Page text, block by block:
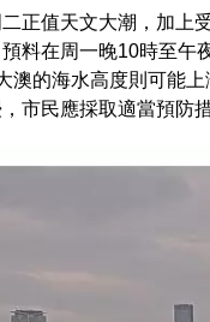
正值天文大潮，加上
料在周一晚10時至午
澳的海水高度則可能
市民應採取適當預防措